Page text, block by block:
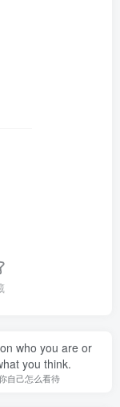
who you are or
you think.
自己怎么看待